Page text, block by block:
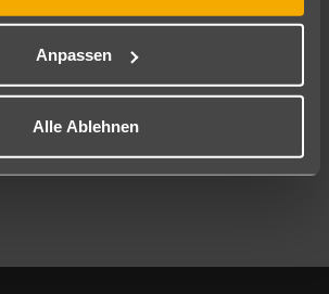
Anpassen
Alle Ablehnen
Mehr Filter anzeigen